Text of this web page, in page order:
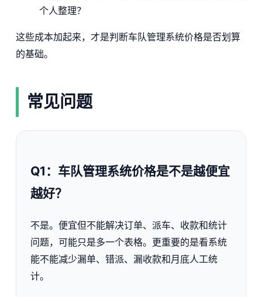
个人整理？
这些成本加起来，才是判断车队管理系统价格是否划算
的基础。
常见问题
Q1：车队管理系统价格是不是越便宜
越好？
不是。便宜但不能解决订单、派车、收款和统计
问题，可能只是多一个表格。更重要的是看系统
能不能减少漏单、错派、漏收款和月底人工统
计。